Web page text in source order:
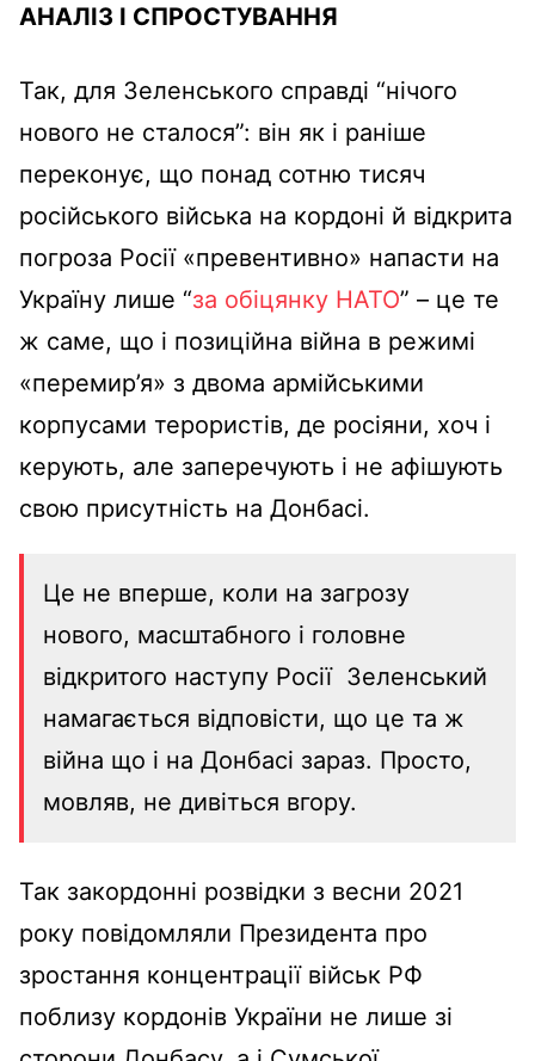
АНАЛІЗ І СПРОСТУВАННЯ
Так, для Зеленського справді “нічого
нового не сталося”: він як і раніше
переконує, що понад сотню тисяч
російського війська на кордоні й відкрита
погроза Росії «превентивно» напасти на
Україну лише “за обіцянку НАТО” – це те
ж саме, що і позиційна війна в режимі
«перемир’я» з двома армійськими
корпусами терористів, де росіяни, хоч і
керують, але заперечують і не афішують
свою присутність на Донбасі.
Це не вперше, коли на загрозу
нового, масштабного і головне
відкритого наступу Росії Зеленський
намагається відповісти, що це та ж
війна що і на Донбасі зараз. Просто,
мовляв, не дивіться вгору.
Так закордонні розвідки з весни 2021
року повідомляли Президента про
зростання концентрації військ РФ
поблизу кордонів України не лише зі